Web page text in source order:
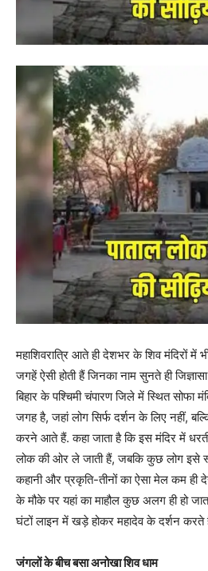
महाशिवरात्रि आते ही देशभर के शिव मंदिरों
जगहें ऐसी होती हैं जिनका नाम सुनते ही
बिहार के पश्चिमी चंपारण जिले में स्थित सोफा
जगह है, जहां लोग सिर्फ दर्शन के लिए नहीं,
करने आते हैं. कहा जाता है कि इस मंदिर में धरती
लोक की ओर ले जाती हैं, जबकि कुछ लोग इसे
कहानी और प्रकृति-तीनों का ऐसा मेल कम ही
के मौके पर यहां का माहौल कुछ अलग ही हो
घंटों लाइन में खड़े होकर महादेव के दर्शन करते
जंगलों के बीच बसा अनोखा शिव धाम